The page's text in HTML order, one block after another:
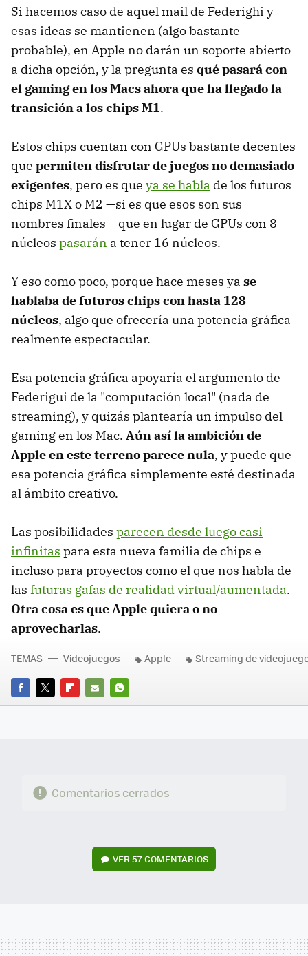
Si hacemos caso de aquel mail de Federighi y
esas ideas se mantienen (algo bastante
probable), en Apple no darán un soporte abierto
a dicha opción, y la pregunta es qué pasará con
el gaming en los Macs ahora que ha llegado la
transición a los chips M1.
Estos chips cuentan con GPUs bastante decentes
que permiten disfrutar de juegos no demasiado
exigentes, pero es que ya se habla de los futuros
chips M1X o M2 —si es que esos son sus
nombres finales— que en lugar de GPUs con 8
núcleos pasarán a tener 16 núcleos.
Y eso como poco, porque hace meses ya se
hablaba de futuros chips con hasta 128
núcleos, algo que ofrecería una potencia gráfica
realmente espectacular.
Esa potencia gráfica apoyaría el argumento de
Federigui de la "computación local" (nada de
streaming), y quizás plantearía un impulso del
gaming en los Mac. Aún así la ambición de
Apple en este terreno parece nula, y puede que
esa potencia gráfica simplemente esté destinada
al ámbito creativo.
Las posibilidades parecen desde luego casi
infinitas para esta nueva familia de chips e
incluso para proyectos como el que nos habla de
las futuras gafas de realidad virtual/aumentada.
Otra cosa es que Apple quiera o no
aprovecharlas.
FACEBOOK
TWITTERFLIPBOARD
E-
WHATSAPP
TEMAS Videojuegos Apple Streaming de
Comentarios cerrados
VER57 COMENTARIOS